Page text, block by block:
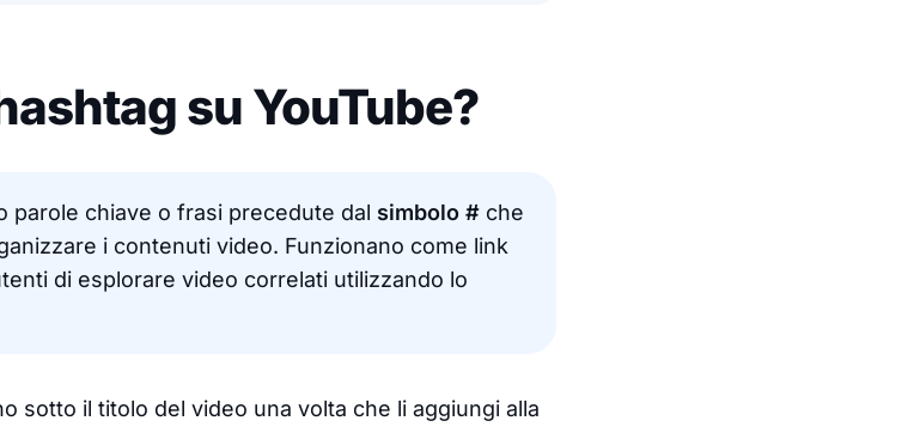
su YouTube?
parole chiave o frasi precedute dal simbolo # che
i contenuti video. Funzionano come link
di esplorare video correlati utilizzando lo
sotto il titolo del video una volta che li aggiungi alla